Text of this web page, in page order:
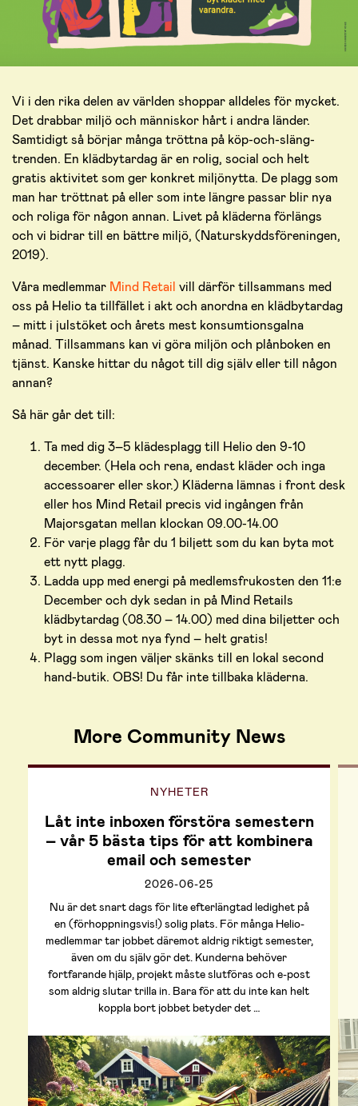
Vi i den rika delen av världen shoppar alldeles för mycket.
Det drabbar miljö och människor hårt i andra länder.
Samtidigt så börjar många tröttna på köp-och-släng-
trenden. En klädbytardag är en rolig, social och helt
gratis aktivitet som ger konkret miljönytta. De plagg som
man har tröttnat på eller som inte längre passar blir nya
och roliga för någon annan. Livet på kläderna förlängs
och vi bidrar till en bättre miljö, (Naturskyddsföreningen,
2019).
Våra medlemmar Mind Retail vill därför tillsammans med
oss på Helio ta tillfället i akt och anordna en klädbytardag
– mitt i julstöket och årets mest konsumtionsgalna
månad. Tillsammans kan vi göra miljön och plånboken en
tjänst. Kanske hittar du något till dig själv eller till någon
annan?
Så här går det till:
Ta med dig 3–5 klädesplagg till Helio den 9-10
december. (Hela och rena, endast kläder och inga
accessoarer eller skor.) Kläderna lämnas i front desk
eller hos Mind Retail precis vid ingången från
Majorsgatan mellan klockan 09.00-14.00
För varje plagg får du 1 biljett som du kan byta mot
ett nytt plagg.
Ladda upp med energi på medlemsfrukosten den 11:e
December och dyk sedan in på Mind Retails
klädbytardag (08.30 – 14.00) med dina biljetter och
byt in dessa mot nya fynd – helt gratis!
Plagg som ingen väljer skänks till en lokal second
hand-butik. OBS! Du får inte tillbaka kläderna.
More Community News
NYHETER
Låt inte inboxen förstöra semestern
– vår 5 bästa tips för att kombinera
email och semester
2026-06-25
Nu är det snart dags för lite efterlängtad ledighet på
en (förhoppningsvis!) solig plats. För många Helio-
medlemmar tar jobbet däremot aldrig riktigt semester,
även om du själv gör det. Kunderna behöver
fortfarande hjälp, projekt måste slutföras och e-post
som aldrig slutar trilla in. Bara för att du inte kan helt
koppla bort jobbet betyder det …